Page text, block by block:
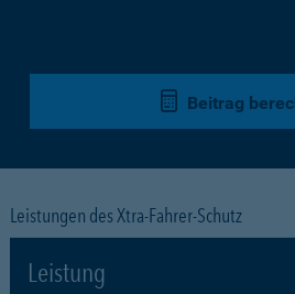
Beitrag
Leistungen des Xtra-Fahrer-Schutz
Leistung